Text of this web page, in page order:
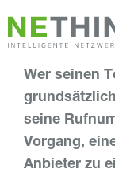
Inhalt
springen
Wer seinen
seine
Vorgang,
Anbieter zu